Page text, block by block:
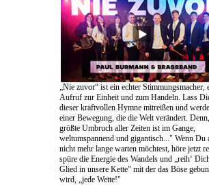
„Nie zuvor“ ist ein echter Stimmungsmacher,
Aufruf zur Einheit und zum Handeln. Lass
dieser kraftvollen Hymne mitreißen und
einer Bewegung, die die Welt verändert.
größte Umbruch aller Zeiten ist im Gange,
weltumspannend und gigantisch..." Wenn Du
nicht mehr lange warten möchtest, höre jetzt
spüre die Energie des Wandels und „reih‘
Glied in unsere Kette" mit der das Böse
wird, „jede Wette!"